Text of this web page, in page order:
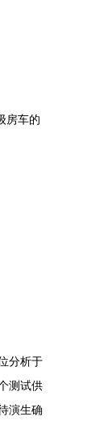
房车的
分析于
测试供
演生确